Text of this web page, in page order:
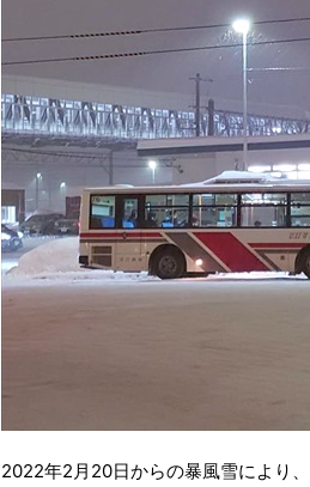
2022年2月20日からの暴風雪により、